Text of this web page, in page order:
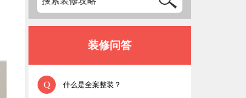
装修问答
Q 什么是全案整装？